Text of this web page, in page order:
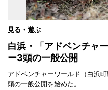
見る・遊ぶ
白浜・「アドベンチャ
ー3頭の一般公開
アドベンチャーワールド（白浜
頭の一般公開を始めた。